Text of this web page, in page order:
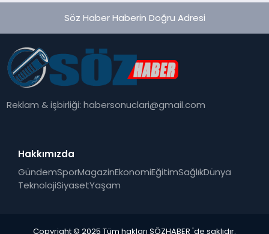
Söz Haber Haberin Doğru Adresi
Reklam & işbirliği:habersonuclari@gmail.com
Hakkımızda
GündemSporMagazinEkonomiEğitimSağlıkDünya
TeknolojiSiyasetYaşam
Copyright © 2025 Tüm hakları SÖZHABER 'de saklıdır.